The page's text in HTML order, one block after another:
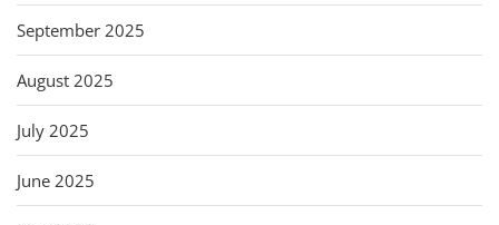
September 2025
August 2025
July 2025
June 2025